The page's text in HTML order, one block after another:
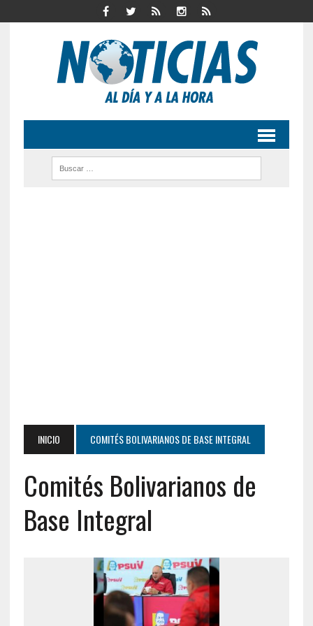
INICIO COMITÉS BOLIVARIANOS DE BASE INTEGRAL
Comités Bolivarianos de
Base Integral